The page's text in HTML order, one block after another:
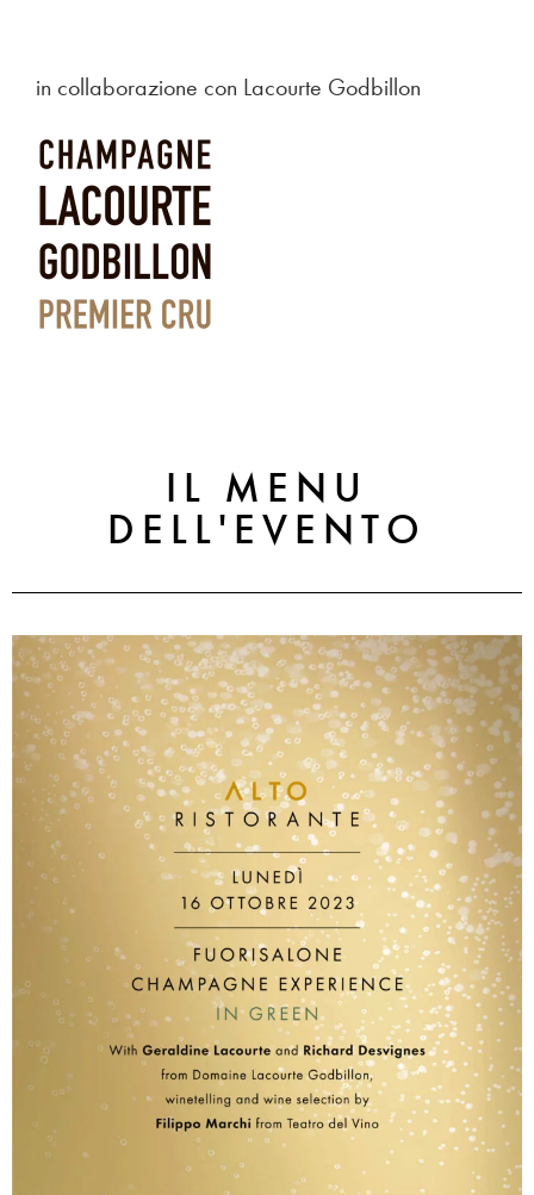
in collaborazione con Lacourte Godbillon
IL MENU
DELL'EVENTO